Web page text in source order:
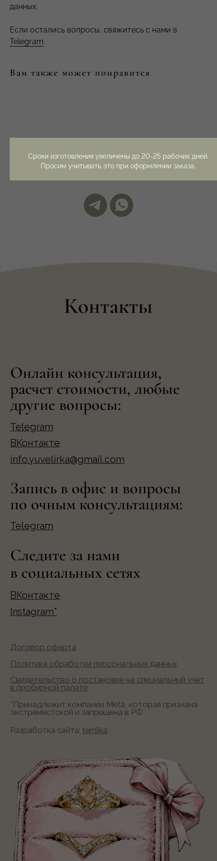
Сроки изготовления увеличены до 20-25 рабочих дней.
Просим учитывать это при оформлении заказа.
данных.
Если остались вопросы, свяжитесь с нами в
Telegram.
Вам также может понравится
Если у вас остались вопросы, свяжитесь с нами
удобным способом
Контакты
*Принадлежит компании Meta, которая признана
info.yuvelirka@gmail.com
Следите за нами
в социальных сетях
Онлайн консультация,
Запись в офис и вопросы
по очным консультациям: